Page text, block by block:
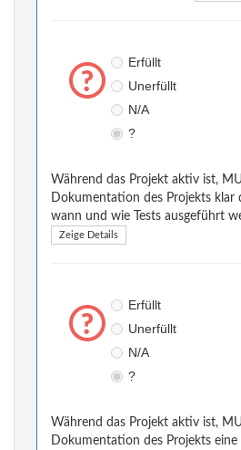
Erfüllt
Unerfüllt
N/A
?
Während das Projekt aktiv ist,
Dokumentation des Projekts klar
wann und wie Tests ausgeführt
Zeige Details
Erfüllt
Unerfüllt
N/A
?
Während das Projekt aktiv ist,
Dokumentation des Projekts